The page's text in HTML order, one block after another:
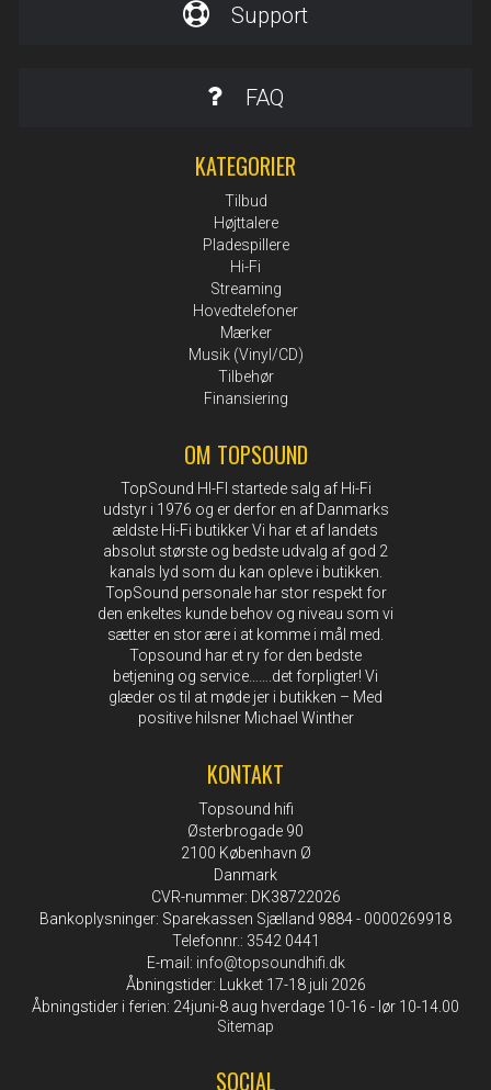
Support
FAQ
KATEGORIER
Tilbud
Højttalere
Pladespillere
Hi-Fi
Streaming
Hovedtelefoner
Mærker
Musik (Vinyl/CD)
Tilbehør
Finansiering
OM TOPSOUND
TopSound HI-FI startede salg af Hi-Fi
udstyr i 1976 og er derfor en af Danmarks
ældste Hi-Fi butikker Vi har et af landets
absolut største og bedste udvalg af god 2
kanals lyd som du kan opleve i butikken.
TopSound personale har stor respekt for
den enkeltes kunde behov og niveau som vi
sætter en stor ære i at komme i mål med.
Topsound har et ry for den bedste
betjening og service…….det forpligter! Vi
glæder os til at møde jer i butikken – Med
positive hilsner Michael Winther
KONTAKT
Topsound hifi
Østerbrogade 90
2100 København Ø
Danmark
CVR-nummer: DK38722026
Bankoplysninger: Sparekassen Sjælland 9884 - 0000269918
Telefonnr.: 3542 0441
E-mail : info@topsoundhifi.dk
Åbningstider: Lukket 17-18 juli 2026
Åbningstider i ferien: 24juni-8 aug hverdage 10-16 - lør 10-14.00
Sitemap
SOCIAL